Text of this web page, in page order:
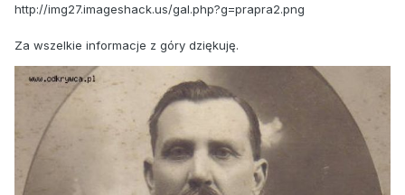
http://img27.imageshack.us/gal.php?g=prapra2.png
Za wszelkie informacje z góry dziękuję.